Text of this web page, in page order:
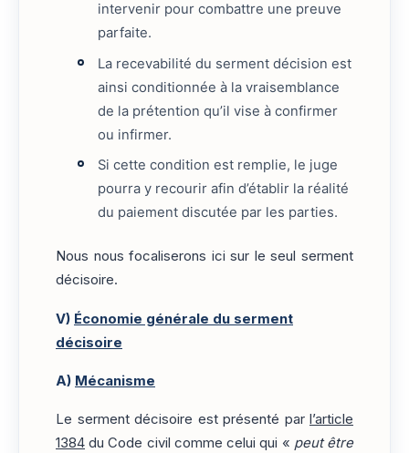
intervenir pour combattre une preuve
parfaite.
La recevabilité du serment décision est
ainsi conditionnée à la vraisemblance
de la prétention qu’il vise à confirmer
ou infirmer.
Si cette condition est remplie, le juge
pourra y recourir afin d’établir la réalité
du paiement discutée par les parties.
Nous nous focaliserons ici sur le seul serment
décisoire.
V) Économie générale du serment
décisoire
A) Mécanisme
Le serment décisoire est présenté par l’article
1384 du Code civil comme celui qui « peut être